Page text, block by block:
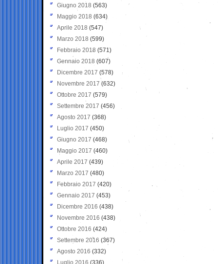
Giugno 2018 (563)
Maggio 2018 (634)
Aprile 2018 (547)
Marzo 2018 (599)
Febbraio 2018 (571)
Gennaio 2018 (607)
Dicembre 2017 (578)
Novembre 2017 (632)
Ottobre 2017 (579)
Settembre 2017 (456)
Agosto 2017 (368)
Luglio 2017 (450)
Giugno 2017 (468)
Maggio 2017 (460)
Aprile 2017 (439)
Marzo 2017 (480)
Febbraio 2017 (420)
Gennaio 2017 (453)
Dicembre 2016 (438)
Novembre 2016 (438)
Ottobre 2016 (424)
Settembre 2016 (367)
Agosto 2016 (332)
Luglio 2016 (336)